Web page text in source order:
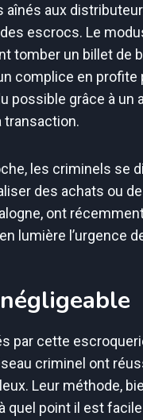
aux
escrocs. Le
tomber un billet de
complice en profite
grâce à un
transaction.
les criminels se
des achats ou
ont
lumière l’urgence
par cette
criminel ont
Leur méthode,
point il est